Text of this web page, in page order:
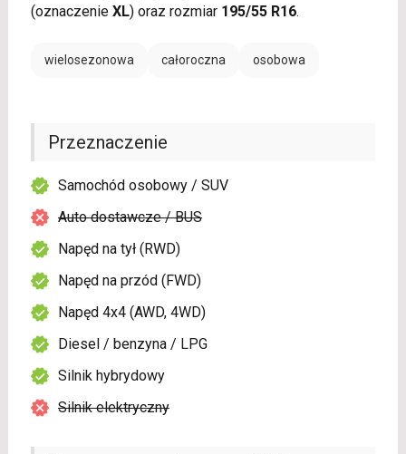
(oznaczenie XL) oraz rozmiar 195/55 R16.
wielosezonowa całoroczna osobowa
Przeznaczenie
Samochód osobowy / SUV
Auto dostawcze / BUS
Napęd na tył (RWD)
Napęd na przód (FWD)
Napęd 4x4 (AWD, 4WD)
Diesel / benzyna / LPG
Silnik hybrydowy
Silnik elektryczny